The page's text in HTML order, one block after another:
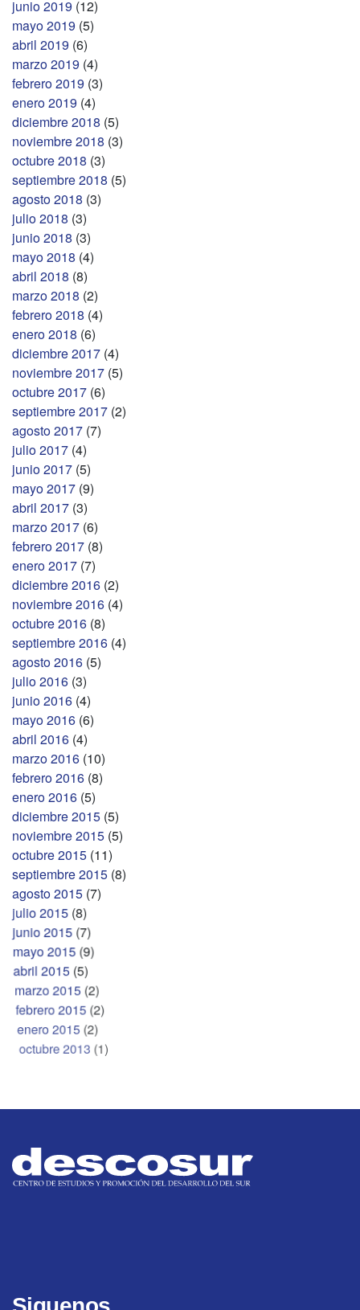
junio 2019 (12)
mayo 2019 (5)
abril 2019 (6)
marzo 2019 (4)
febrero 2019 (3)
enero 2019 (4)
diciembre 2018 (5)
noviembre 2018 (3)
octubre 2018 (3)
septiembre 2018 (5)
agosto 2018 (3)
julio 2018 (3)
junio 2018 (3)
mayo 2018 (4)
abril 2018 (8)
marzo 2018 (2)
febrero 2018 (4)
enero 2018 (6)
diciembre 2017 (4)
noviembre 2017 (5)
octubre 2017 (6)
septiembre 2017 (2)
agosto 2017 (7)
julio 2017 (4)
junio 2017 (5)
mayo 2017 (9)
abril 2017 (3)
marzo 2017 (6)
febrero 2017 (8)
enero 2017 (7)
diciembre 2016 (2)
noviembre 2016 (4)
octubre 2016 (8)
septiembre 2016 (4)
agosto 2016 (5)
julio 2016 (3)
junio 2016 (4)
mayo 2016 (6)
abril 2016 (4)
marzo 2016 (10)
febrero 2016 (8)
enero 2016 (5)
diciembre 2015 (5)
noviembre 2015 (5)
octubre 2015 (11)
septiembre 2015 (8)
agosto 2015 (7)
julio 2015 (8)
junio 2015 (7)
mayo 2015 (9)
abril 2015(5)
marzo 2015(2)
febrero 2015(2)
enero 2015(2)
octubre 2013(1)